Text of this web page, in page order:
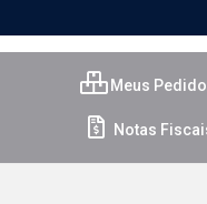
Meus
Notas